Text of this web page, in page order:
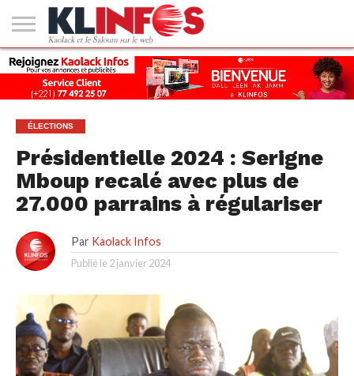
#2
(PAS
DE
TITRE)
KAOLACK
POLITIQUE
ECONOMIE
SOCIÉTÉ
CULTURE
PEOPLE
SPORT
SANTÉ
AFRIQUE
INTERNATIONAL
EMPLOI &
FORMATION
ÉLECTIONS
Présidentielle 2024 : Serigne
Mboup recalé avec plus de
27.000 parrains à régulariser
Par Kaolack Infos
Publié le 2 janvier 2024